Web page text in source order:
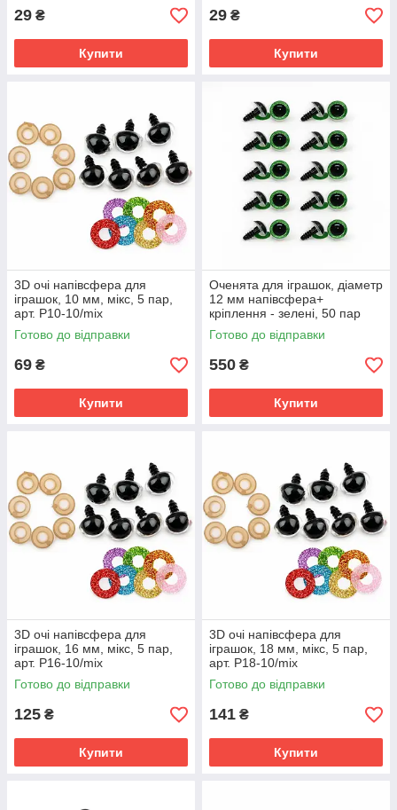
29 ₴
Купити
29 ₴
Купити
3D очі напівсфера для
іграшок, 10 мм, мікс, 5 пар,
арт. P10-10/mix
Готово до відправки
69 ₴
Купити
Оченята для іграшок, діаметр
12 мм напівсфера+
кріплення - зелені, 50 пар
Готово до відправки
550 ₴
Купити
3D очі напівсфера для
іграшок, 16 мм, мікс, 5 пар,
арт. P16-10/mix
Готово до відправки
125 ₴
Купити
3D очі напівсфера для
іграшок, 18 мм, мікс, 5 пар,
арт. P18-10/mix
Готово до відправки
141 ₴
Купити